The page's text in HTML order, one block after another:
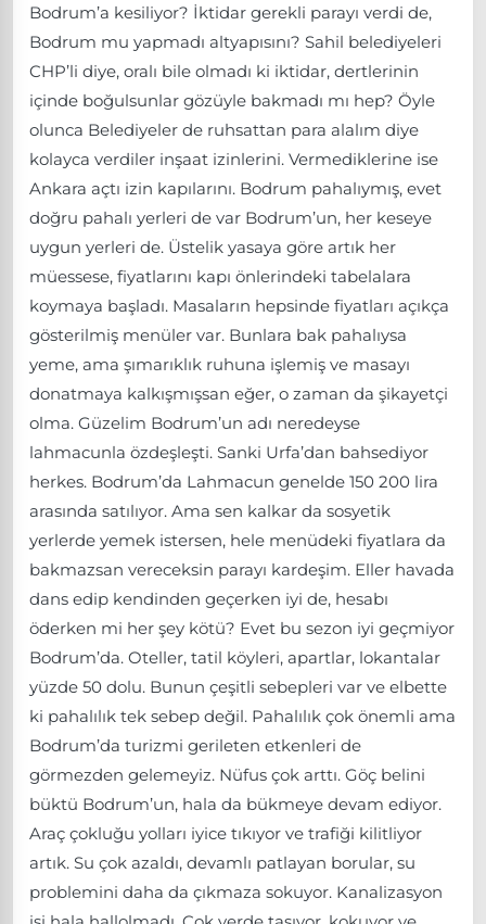
Bodrum’a kesiliyor? İktidar gerekli parayı verdi de,
Bodrum mu yapmadı altyapısını? Sahil belediyeleri
CHP’li diye, oralı bile olmadı ki iktidar, dertlerinin
içinde boğulsunlar gözüyle bakmadı mı hep? Öyle
olunca Belediyeler de ruhsattan para alalım diye
kolayca verdiler inşaat izinlerini. Vermediklerine ise
Ankara açtı izin kapılarını. Bodrum pahalıymış, evet
doğru pahalı yerleri de var Bodrum’un, her keseye
uygun yerleri de. Üstelik yasaya göre artık her
müessese, fiyatlarını kapı önlerindeki tabelalara
koymaya başladı. Masaların hepsinde fiyatları açıkça
gösterilmiş menüler var. Bunlara bak pahalıysa
yeme, ama şımarıklık ruhuna işlemiş ve masayı
donatmaya kalkışmışsan eğer, o zaman da şikayetçi
olma. Güzelim Bodrum’un adı neredeyse
lahmacunla özdeşleşti. Sanki Urfa’dan bahsediyor
herkes. Bodrum’da Lahmacun genelde 150 200 lira
arasında satılıyor. Ama sen kalkar da sosyetik
yerlerde yemek istersen, hele menüdeki fiyatlara da
bakmazsan vereceksin parayı kardeşim. Eller havada
dans edip kendinden geçerken iyi de, hesabı
öderken mi her şey kötü? Evet bu sezon iyi geçmiyor
Bodrum’da. Oteller, tatil köyleri, apartlar, lokantalar
yüzde 50 dolu. Bunun çeşitli sebepleri var ve elbette
ki pahalılık tek sebep değil. Pahalılık çok önemli ama
Bodrum’da turizmi gerileten etkenleri de
görmezden gelemeyiz. Nüfus çok arttı. Göç belini
büktü Bodrum’un, hala da bükmeye devam ediyor.
Araç çokluğu yolları iyice tıkıyor ve trafiği kilitliyor
artık. Su çok azaldı, devamlı patlayan borular, su
problemini daha da çıkmaza sokuyor. Kanalizasyon